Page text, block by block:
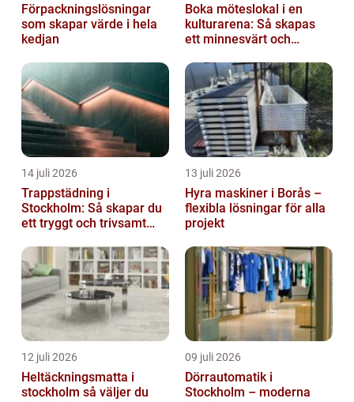
Förpackningslösningar
som skapar värde i hela
kedjan
Boka möteslokal i en
kulturarena: Så skapas
ett minnesvärt och
14 juli 2026
Trappstädning i
Stockholm: Så skapar du
ett tryggt och trivsamt
13 juli 2026
Hyra maskiner i Borås –
flexibla lösningar för alla
projekt
12 juli 2026
Heltäckningsmatta i
stockholm så väljer du
09 juli 2026
Dörrautomatik i
Stockholm – moderna